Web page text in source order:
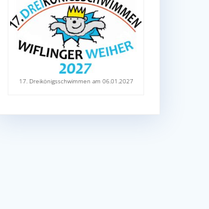
17. Dreikönigsschwimmen am 06.01.2027